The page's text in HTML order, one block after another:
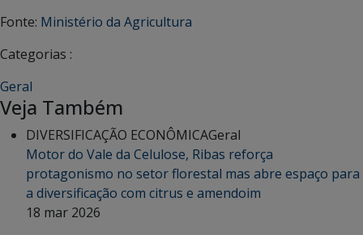
Fonte: Ministério da Agricultura
Categorias :
Geral
Veja Também
DIVERSIFICAÇÃO ECONÔMICAGeral
Motor do Vale da Celulose, Ribas reforça
protagonismo no setor florestal mas abre espaço para
a diversificação com citrus e amendoim
18 mar 2026